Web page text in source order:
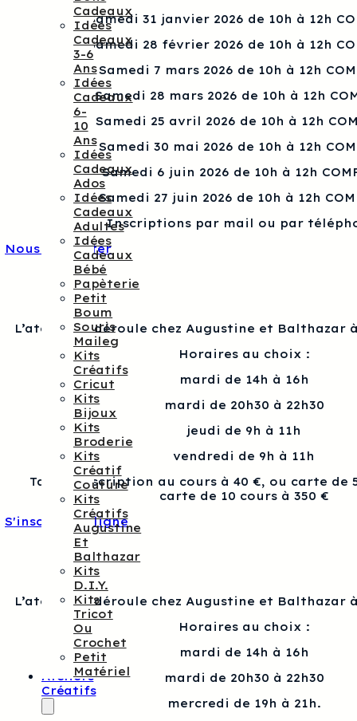
Cadeaux
Idées
Cadeaux
3-6
Ans
Idées
Cadeaux
6-
10
Ans
Idées
Cadeaux
Ados
Idées
Cadeaux
Adultes
Idées
Cadeaux
Bébé
Papèterie
Petit
Boum
Souris
Maileg
Kits
Créatifs
Cricut
Kits
Bijoux
Kits
Broderie
Kits
Créatif
Couture
Kits
Créatifs
Augustine
Et
Balthazar
Kits
D.I.Y.
Kits
Tricot
Ou
Crochet
Petit
Matériel
Ateliers
Créatifs
Samedi 31 janvier 2026 de 10h à 12h
Samedi 28 février 2026 de 10h à 12h
Samedi 7 mars 2026 de 10h à 12h
Samedi 28 mars 2026 de 10h à 12h
Samedi 25 avril 2026 de 10h à 12h
Samedi 30 mai 2026 de 10h à 12h
Samedi 6 juin 2026 de 10h à 12h
Samedi 27 juin 2026 de 10h à 12h
Inscriptions par mail ou par
Nous contacter
L’atelier se déroule chez Augustine et Balthazar
Horaires au choix :
mardi de 14h à 16h
mardi de 20h30 à 22h30
jeudi de 9h à 11h
vendredi de 9h à 11h
Tarif : Inscription au cours à 40 €, ou carte de
carte de 10 cours à 350 €
S'inscrire en ligne
L’atelier se déroule chez Augustine et Balthazar
Horaires au choix :
mardi de 14h à 16h
mardi de 20h30 à 22h30
mercredi de 19h à 21h.